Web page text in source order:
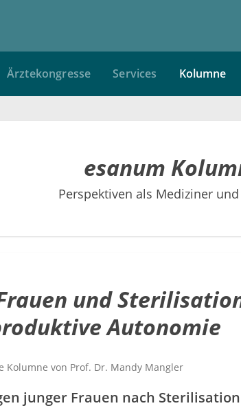
Ärztekongresse Services Kolumne
esanum
Perspektiven als Mediziner
und
Autonomie
Kolumne von Prof. Dr. Mandy Mangler
junger Frauen nach